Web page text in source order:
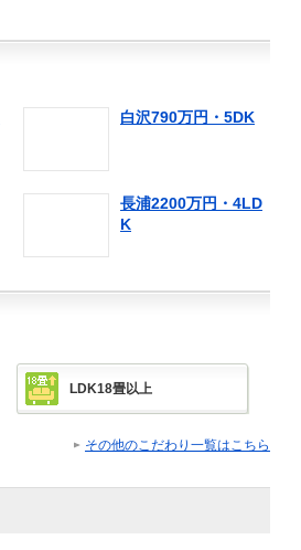
白沢790万円・5DK
長浦2200万円・4LD
K
LDK18畳以上
その他のこだわり一覧はこちら